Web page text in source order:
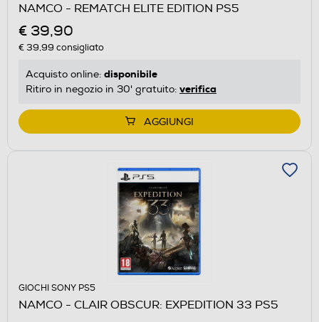
NAMCO - REMATCH ELITE EDITION PS5
€ 39,90
€ 39,99 consigliato
Acquisto online: disponibile
Ritiro in negozio in 30' gratuito: verifica
AGGIUNGI
GIOCHI SONY PS5
NAMCO - CLAIR OBSCUR: EXPEDITION 33 PS5